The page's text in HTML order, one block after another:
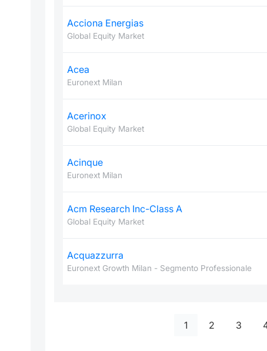
Acciona Energias
Global Equity Market
Acea
Euronext Milan
Acerinox
Global Equity Market
Acinque
Euronext Milan
Acm Research Inc-Class A
Global Equity Market
Acquazzurra
Euronext Growth Milan - Segmento Professionale
1 2 3